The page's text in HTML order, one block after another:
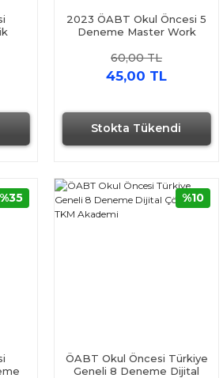
Stokta Tükendi
2023 ÖABT Okul Öncesi 5
Deneme Master Work
60,00 TL
45,00 TL
%35
ÖABT Okul Öncesi Türkiye
Geneli 8 Deneme Dijital
%10